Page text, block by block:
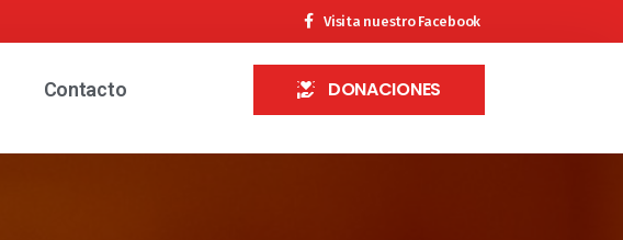
Visita nuestro Facebook
Contacto DONACIONES